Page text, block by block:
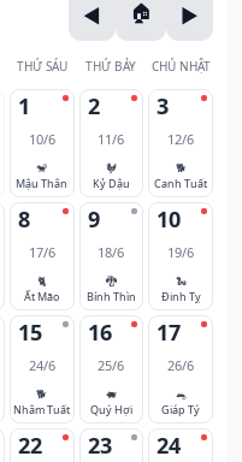
THỨ SÁU THỨ BẢY CHỦ NHẬT
1
10/6
🐒
Mậu Thân
2
11/6
🐓
Kỷ Dậu
3
12/6
🐕
Canh Tuất
8
17/6
🐈
Ất Mão
9
18/6
🐉
Bính Thìn
10
19/6
🐍
Đinh Tỵ
15
24/6
🐕
Nhâm Tuất
16
25/6
🐖
Quý Hợi
17
26/6
🐀
Giáp Tý
22 23 24